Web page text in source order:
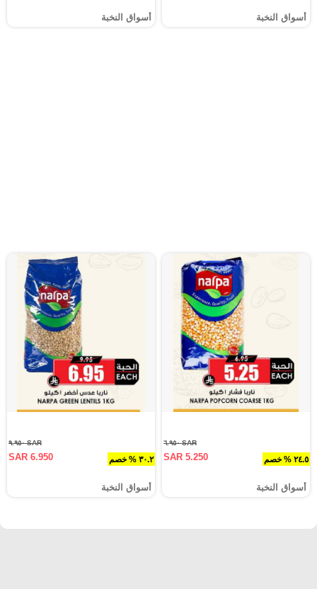
أسواق النخبة أسواق النخبة
٢٤.٥ % خصم
SAR ٦.٩٥٠
SAR 5.250
أسواق النخبة
٣٠.٢ % خصم
SAR ٩.٩٥٠
SAR 6.950
أسواق النخبة